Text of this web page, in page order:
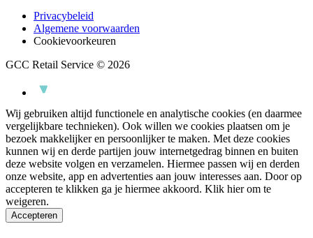
Privacybeleid
Algemene voorwaarden
Cookievoorkeuren
GCC Retail Service © 2026
Wij gebruiken altijd functionele en analytische cookies (en daarmee
vergelijkbare technieken). Ook willen we cookies plaatsen om je
bezoek makkelijker en persoonlijker te maken. Met deze cookies
kunnen wij en derde partijen jouw internetgedrag binnen en buiten
deze website volgen en verzamelen. Hiermee passen wij en derden
onze website, app en advertenties aan jouw interesses aan. Door op
accepteren te klikken ga je hiermee akkoord. Klik hier om te
weigeren.
Accepteren